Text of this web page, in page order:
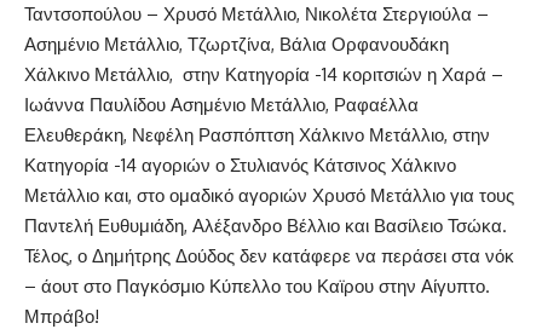
Ταντσοπούλου – Χρυσό Μετάλλιο, Νικολέτα Στεργιούλα –
Ασημένιο Μετάλλιο, Τζωρτζίνα, Βάλια Ορφανουδάκη
Χάλκινο Μετάλλιο, στην Κατηγορία -14 κοριτσιών η Χαρά –
Ιωάννα Παυλίδου Ασημένιο Μετάλλιο, Ραφαέλλα
Ελευθεράκη, Νεφέλη Ρασπόπτση Χάλκινο Μετάλλιο, στην
Κατηγορία -14 αγοριών ο Στυλιανός Κάτσινος Χάλκινο
Μετάλλιο και, στο ομαδικό αγοριών Χρυσό Μετάλλιο για τους
Παντελή Ευθυμιάδη, Αλέξανδρο Βέλλιο και Βασίλειο Τσώκα.
Τέλος, ο Δημήτρης Δούδος δεν κατάφερε να περάσει στα νόκ
– άουτ στο Παγκόσμιο Κύπελλο του Καϊρου στην Αίγυπτο.
Μπράβο!